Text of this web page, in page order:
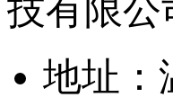
地址：